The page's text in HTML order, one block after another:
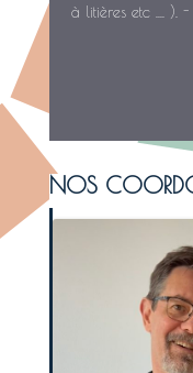
à litières etc .... ).
NOS